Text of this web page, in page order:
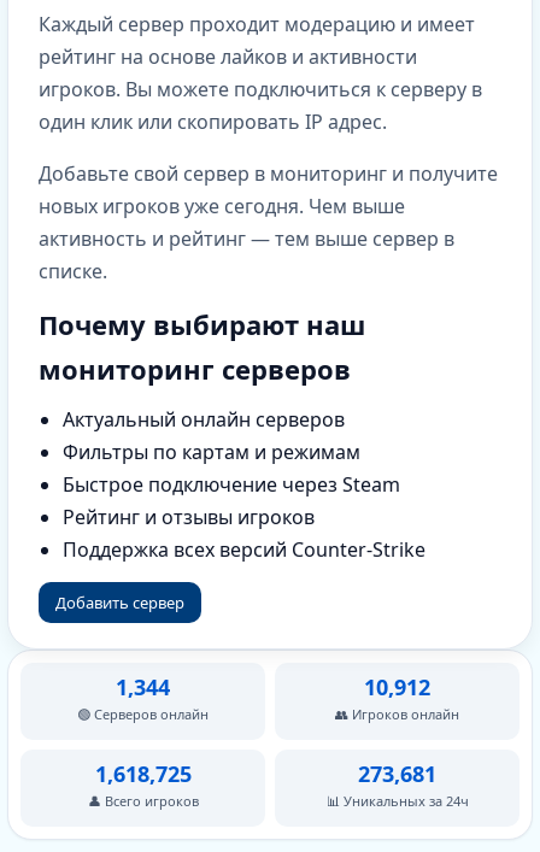
Каждый сервер проходит модерацию и имеет
рейтинг на основе лайков и активности
игроков. Вы можете подключиться к серверу в
один клик или скопировать IP адрес.
Добавьте свой сервер в мониторинг и получите
новых игроков уже сегодня. Чем выше
активность и рейтинг — тем выше сервер в
списке.
Почему выбирают наш
мониторинг серверов
Актуальный онлайн серверов
Фильтры по картам и режимам
Быстрое подключение через Steam
Рейтинг и отзывы игроков
Поддержка всех версий Counter-Strike
Добавить сервер
1,344
🟢 Серверов онлайн
10,912
👥 Игроков онлайн
1,618,725
👤 Всего игроков
273,681
📊 Уникальных за 24ч